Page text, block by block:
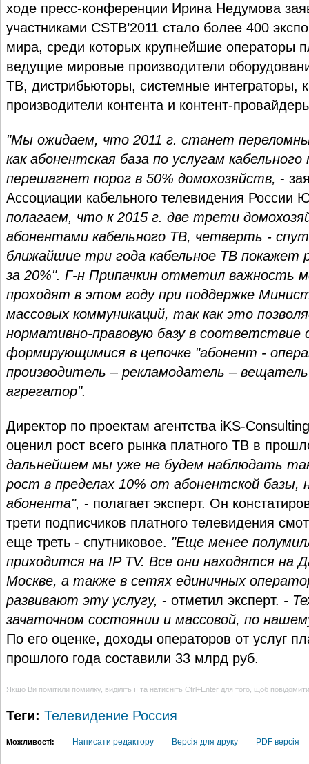
ходе пресс-конференции Ирина Недумова
участниками CSTB’2011 стало более 400
мира, среди которых крупнейшие операторы
ведущие мировые производители
ТВ, дистрибьюторы, системные интеграторы,
производители контента и контент-
"Мы ожидаем, что 2011 г. станет
как абонентская база по услугам
перешагнет порог в 50% домохозяйств, -
Ассоциации кабельного телевидения России
полагаем, что к 2015 г. две трети
абонентами кабельного ТВ, четверть -
ближайшие три года кабельное ТВ покажет
за 20%". Г-н Припачкин отметил важность
проходят в этом году при поддержке
массовых коммуникаций, так как это
нормативно-правовую базу в
формирующимися в цепочке "абонент -
производитель – рекламодатель –
агрегатор".
Директор по проектам агентства iKS-
оценил рост всего рынка платного ТВ в
дальнейшем мы уже не будем наблюдать
рост в пределах 10% от абонентской базы,
абонента", - полагает эксперт. Он
трети подписчиков платного телевидения
еще треть - спутниковое. "Еще менее
приходится на IP TV. Все они находятся на
Москве, а также в сетях единичных
развивают эту услугу, - отметил эксперт. -
зачаточном состоянии и массовой, по
По его оценке, доходы операторов от услуг
прошлого года составили 33 млрд руб.
Якщо Ви помітили помилку, виділіть її та натисніть Ctrl+Enter для того, щоб
Теги: Телевидение Россия
Можливості: Написати редактору Версія для друку PDF версія